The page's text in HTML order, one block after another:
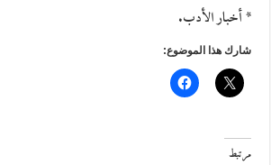
* أخبار الأدب.
شارك هذا الموضوع:
مرتبط